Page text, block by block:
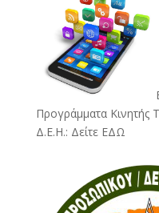
Προγράμματα Κινητής
Δ.Ε.Η.: Δείτε ΕΔΩ